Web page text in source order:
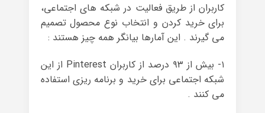
کاربران از طریق فعالیت در شبکه های اجتماعی،
برای خرید کردن و انتخاب نوع محصول تصمیم
می گیرند . این آمارها بیانگر همه چیز هستند :
۱- بیش از ۹۳ درصد از کاربران Pinterest از این
شبکه اجتماعی برای خرید و برنامه ریزی استفاده
می کنند .